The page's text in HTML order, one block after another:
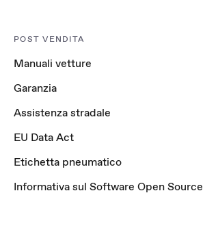
POST VENDITA
Manuali vetture
Garanzia
Assistenza stradale
EU Data Act
Etichetta pneumatico
Informativa sul Software Open Source